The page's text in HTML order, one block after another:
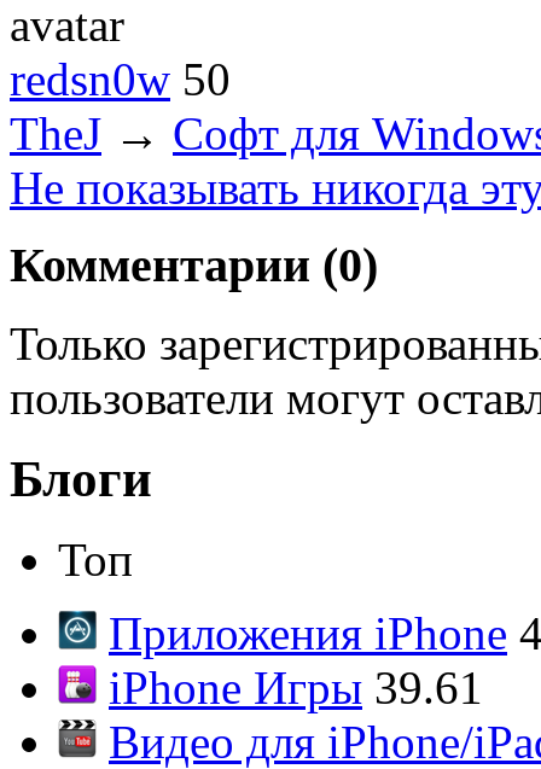
redsn0w 50
TheJ → Софт для
Не показывать никогда
Комментарии (0)
Только
пользователи могут
Блоги
Топ
Приложения iPhone
iPhone Игры 39.61
Видео для iPhone/